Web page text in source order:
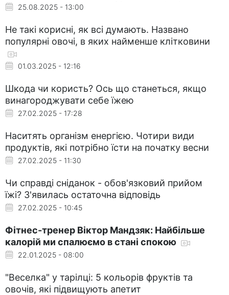
25.08.2025 - 13:00
Не такі корисні, як всі думають. Названо
популярні овочі, в яких найменше клітковини
01.03.2025 - 12:16
Шкода чи користь? Ось що станеться, якщо
винагороджувати себе їжею
27.02.2025 - 17:28
Наситять організм енергією. Чотири види
продуктів, які потрібно їсти на початку весни
27.02.2025 - 11:30
Чи справді сніданок - обов'язковий прийом
їжі? З'явилась остаточна відповідь
27.02.2025 - 10:45
Фітнес-тренер Віктор Мандзяк: Найбільше
калорій ми спалюємо в стані спокою
22.01.2025 - 08:00
"Веселка" у тарілці: 5 кольорів фруктів та
овочів, які підвищують апетит